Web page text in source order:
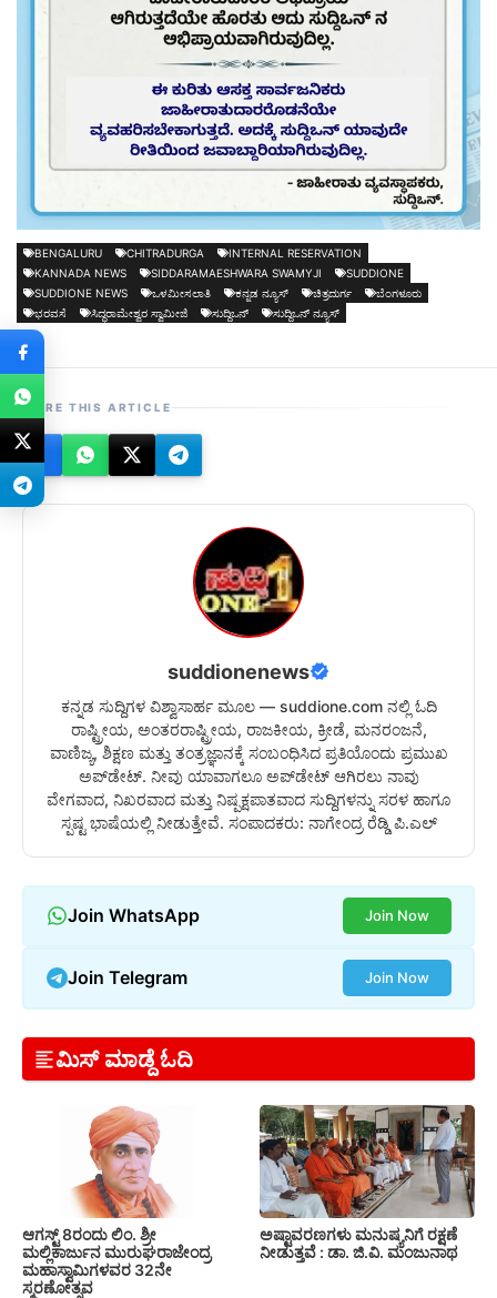
BENGALURU CHITRADURGA
INTERNAL RESERVATION
KANNADA NEWS
SIDDARAMAESHWARA SWAMYJI
SUDDIONE
SUDDIONE NEWS
ಒಳಮೀಸಲಾತಿ ಕನ್ನಡ ನ್ಯೂಸ್ ಚಿತ್ರದುರ್ಗ
ಬೆಂಗಳೂರು
ಭರವಸೆ
ಸಿದ್ಧರಾಮೇಶ್ವರ ಸ್ವಾಮೀಜಿ ಸುದ್ದಿಒನ್ ಸುದ್ದಿಒನ್ ನ್ಯೂಸ್
SHARE THIS ARTICLE
suddionenews
ಕನ್ನಡ ಸುದ್ದಿಗಳ ವಿಶ್ವಾಸಾರ್ಹ ಮೂಲ — suddione.com ನಲ್ಲಿ ಓದಿ
ರಾಷ್ಟ್ರೀಯ, ಅಂತರರಾಷ್ಟ್ರೀಯ, ರಾಜಕೀಯ, ಕ್ರೀಡೆ, ಮನರಂಜನೆ,
ವಾಣಿಜ್ಯ, ಶಿಕ್ಷಣ ಮತ್ತು ತಂತ್ರಜ್ಞಾನಕ್ಕೆ ಸಂಬಂಧಿಸಿದ ಪ್ರತಿಯೊಂದು ಪ್ರಮುಖ
ಅಪ್‌ಡೇಟ್. ನೀವು ಯಾವಾಗಲೂ ಅಪ್‌ಡೇಟ್ ಆಗಿರಲು ನಾವು
ವೇಗವಾದ, ನಿಖರವಾದ ಮತ್ತು ನಿಷ್ಪಕ್ಷಪಾತವಾದ ಸುದ್ದಿಗಳನ್ನು ಸರಳ ಹಾಗೂ
ಸ್ಪಷ್ಟ ಭಾಷೆಯಲ್ಲಿ ನೀಡುತ್ತೇವೆ. ಸಂಪಾದಕರು: ನಾಗೇಂದ್ರ ರೆಡ್ಡಿ ಪಿ.ಎಲ್
Join WhatsApp Join Now
Join Telegram Join Now
ಮಿಸ್ ಮಾಡ್ದೆ ಓದಿ
ಆಗಸ್ಟ್ 8ರಂದು ಲಿಂ. ಶ್ರೀ
ಮಲ್ಲಿಕಾರ್ಜುನ ಮುರುಘರಾಜೇಂದ್ರ
ಮಹಾಸ್ವಾಮಿಗಳವರ 32ನೇ
ಸ್ಮರಣೋತ್ಸವ
ಅಷ್ಟಾವರಣಗಳು ಮನುಷ್ಯನಿಗೆ ರಕ್ಷಣೆ
ನೀಡುತ್ತವೆ : ಡಾ. ಜಿ.ವಿ. ಮಂಜುನಾಥ